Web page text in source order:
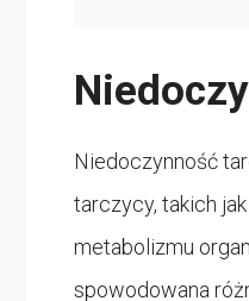
Niedoczynność
tarczycy, takich
metabolizmu
spowodowana